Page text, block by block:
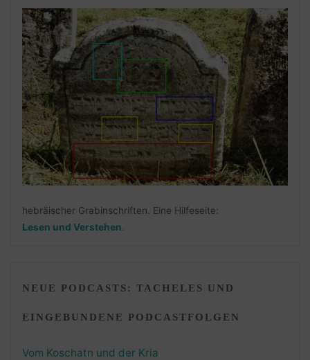
hebräischer Grabinschriften. Eine Hilfeseite:
Lesen und Verstehen
NEUE PODCASTS: TACHELES UND
EINGEBUNDENE PODCASTFOLGEN
Vom Koschatn und der Kria